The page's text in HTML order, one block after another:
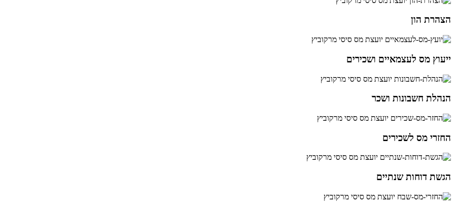
הצהרת הון
ייעוץ מס לעצמאיים ושכירים
הנהלת חשבונות ושכר
החזרי מס לשכירים
הגשת דוחות שנתיים